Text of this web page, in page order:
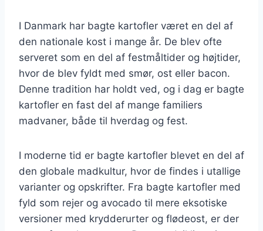
I Danmark har bagte kartofler været en del af
den nationale kost i mange år. De blev ofte
serveret som en del af festmåltider og højtider,
hvor de blev fyldt med smør, ost eller bacon.
Denne tradition har holdt ved, og i dag er bagte
kartofler en fast del af mange familiers
madvaner, både til hverdag og fest.
I moderne tid er bagte kartofler blevet en del af
den globale madkultur, hvor de findes i utallige
varianter og opskrifter. Fra bagte kartofler med
fyld som rejer og avocado til mere eksotiske
versioner med krydderurter og flødeost, er der